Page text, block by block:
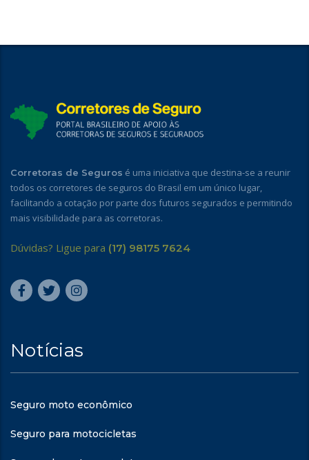
Corretoras de Seguros é uma iniciativa que destina-se a reunir
todos os corretores de seguros do Brasil em um único lugar,
facilitando a cotação por parte dos futuros segurados e permitindo
mais visibilidade para as corretoras.
Dúvidas? Ligue para (17) 98175 7624
Notícias
Seguro moto econômico
Seguro para motocicletas